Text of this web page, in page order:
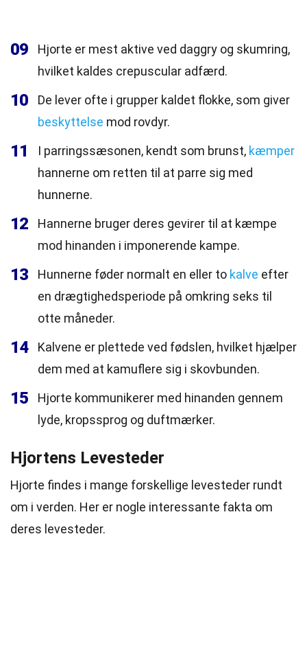
09
Hjorte er mest aktive ved daggry og skumring,
hvilket kaldes crepuscular adfærd.
10
De lever ofte i grupper kaldet flokke, som giver
beskyttelse mod rovdyr.
11 I parringssæsonen, kendt som brunst, kæmper
hannerne om retten til at parre sig med
hunnerne.
12
Hannerne bruger deres gevirer til at kæmpe
mod hinanden i imponerende kampe.
13 Hunnerne føder normalt en eller to kalve efter
en drægtighedsperiode på omkring seks til
otte måneder.
14
Kalvene er plettede ved fødslen, hvilket hjælper
dem med at kamuflere sig i skovbunden.
15
Hjorte kommunikerer med hinanden gennem
lyde, kropssprog og duftmærker.
Hjortens Levesteder
Hjorte findes i mange forskellige levesteder rundt
om i verden. Her er nogle interessante fakta om
deres levesteder.